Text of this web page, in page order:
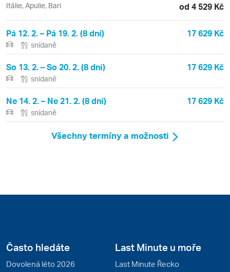
Itálie, Apulie, Bari od 4 529 Kč
Pá 12. 2. – Pá 19. 2. (8 dní) 17 629 Kč
snídaně
So 13. 2. – So 20. 2. (8 dní) 17 629 Kč
snídaně
Ne 14. 2. – Ne 21. 2. (8 dní) 17 629 Kč
snídaně
Všechny termíny a možnosti
Často hledáte
Dovolená léto 2026
Last Minute u moře
Last Minute Řecko